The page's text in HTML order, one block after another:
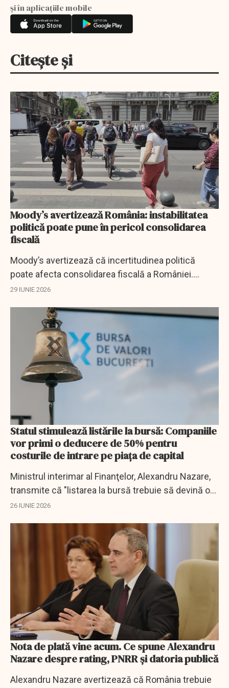
și în aplicațiile mobile
Citește și
Moody’s avertizează România: instabilitatea
politică poate pune în pericol consolidarea
fiscală
Moody’s avertizează că incertitudinea politică
poate afecta consolidarea fiscală a României.
Ministerul Finanțelor spune că stabilitatea este
29 IUNIE 2026
Statul stimulează listările la bursă: Companiile
vor primi o deducere de 50% pentru
costurile de intrare pe piața de capital
Ministrul interimar al Finanţelor, Alexandru Nazare,
transmite că "listarea la bursă trebuie să devină o
opțiune reală pentru mai multe companii
26 IUNIE 2026
Nota de plată vine acum. Ce spune Alexandru
Nazare despre rating, PNRR și datoria publică
Alexandru Nazare avertizează că România trebuie